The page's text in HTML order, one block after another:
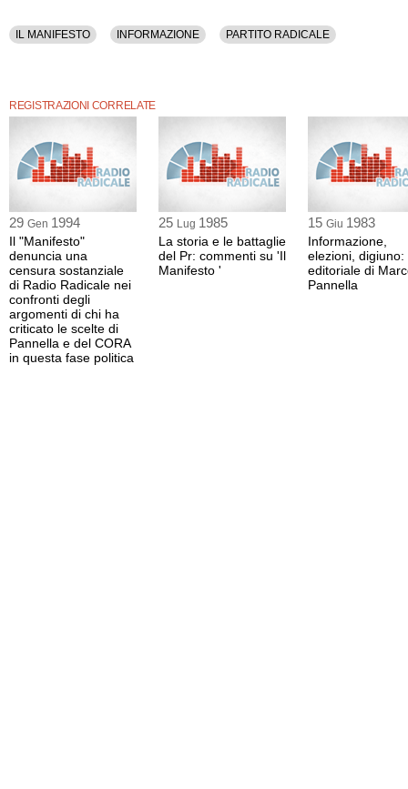
IL MANIFESTO INFORMAZIONE PARTITO RADICALE
REGISTRAZIONI CORRELATE
29 Gen 1994
Il "Manifesto"
denuncia una
censura sostanziale
di Radio Radicale nei
confronti degli
argomenti di chi ha
criticato le scelte di
Pannella e del CORA
in questa fase politica
25 Lug 1985
La storia e le battaglie
del Pr: commenti su 'Il
Manifesto '
15 Giu 1983
Informazione,
elezioni, digiuno:
editoriale di
Pannella